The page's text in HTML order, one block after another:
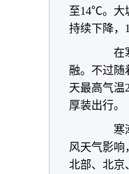
至14℃。大
持续下降，
在寒
融。不过随
天最高气温
厚装出行。
寒潮
风天气影响
北部、北京